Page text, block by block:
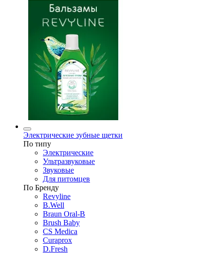
Электрические зубные щетки
По типу
Электрические
Ультразвуковые
Звуковые
Для питомцев
По Бренду
Revyline
B.Well
Braun Oral-B
Brush Baby
CS Medica
Curaprox
D.Fresh